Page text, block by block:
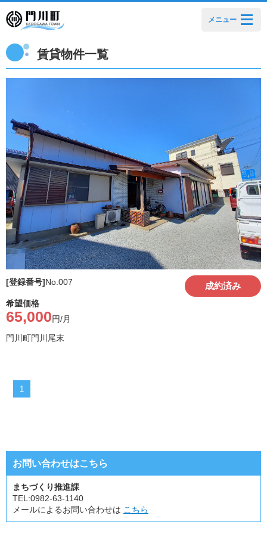
メニュー
賃貸物件一覧
[登録番号]No. 007 成約済み
希望価格
65,000円/月
門川町門川尾末
1
お問い合わせはこちら
まちづくり推進課
TEL:0982-63-1140
メールによるお問い合わせは こちら